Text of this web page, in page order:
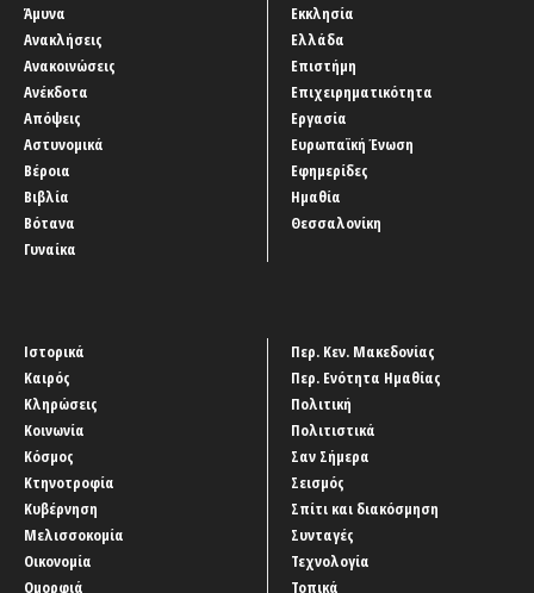
Άμυνα
Ανακλήσεις
Ανακοινώσεις
Ανέκδοτα
Απόψεις
Αστυνομικά
Βέροια
Βιβλία
Βότανα
Γυναίκα
Εκκλησία
Ελλάδα
Επιστήμη
Επιχειρηματικότητα
Εργασία
Ευρωπαϊκή Ένωση
Εφημερίδες
Ημαθία
Θεσσαλονίκη
Ιστορικά
Καιρός
Κληρώσεις
Κοινωνία
Κόσμος
Κτηνοτροφία
Κυβέρνηση
Μελισσοκομία
Οικονομία
Ομορφιά
Περ. Κεν. Μακεδονίας
Περ. Ενότητα Ημαθίας
Πολιτική
Πολιτιστικά
Σαν Σήμερα
Σεισμός
Σπίτι και διακόσμηση
Συνταγές
Τεχνολογία
Τοπικά